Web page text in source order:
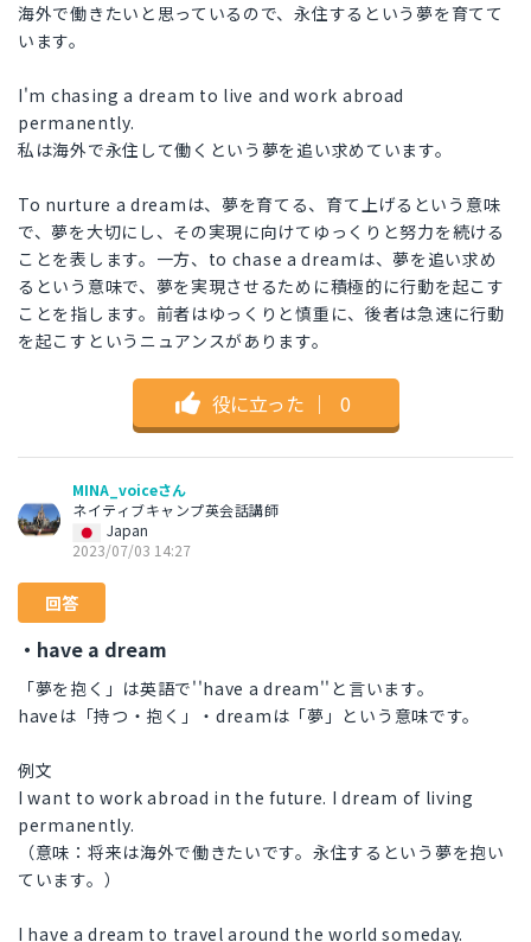
海外で働きたいと思っているので、永住するという夢を育てて
います。
I'm chasing a dream to live and work abroad
permanently.
私は海外で永住して働くという夢を追い求めています。
To nurture a dreamは、夢を育てる、育て上げるという意味
で、夢を大切にし、その実現に向けてゆっくりと努力を続ける
ことを表します。一方、to chase a dreamは、夢を追い求め
るという意味で、夢を実現させるために積極的に行動を起こす
ことを指します。前者はゆっくりと慎重に、後者は急速に行動
を起こすというニュアンスがあります。
役に立った ｜ 0
MINA_voiceさん
ネイティブキャンプ英会話講師
Japan
2023/07/03 14:27
回答
・have a dream
「夢を抱く」は英語で''have a dream''と言います。
haveは「持つ・抱く」・dreamは「夢」という意味です。
例文
I want to work abroad in the future. I dream of living
permanently.
（意味：将来は海外で働きたいです。永住するという夢を抱い
ています。）
I have a dream to travel around the world someday.